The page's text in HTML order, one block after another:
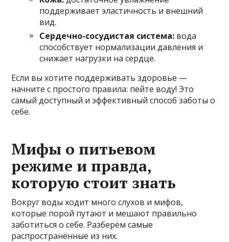
поддерживает эластичность и внешний
вид.
Сердечно-сосудистая система: вода
способствует нормализации давления и
снижает нагрузки на сердце.
Если вы хотите поддерживать здоровье —
начните с простого правила: пейте воду! Это
самый доступный и эффективный способ заботы о
себе.
Мифы о питьевом
режиме и правда,
которую стоит знать
Вокруг воды ходит много слухов и мифов,
которые порой путают и мешают правильно
заботиться о себе. Разберём самые
распространённые из них.